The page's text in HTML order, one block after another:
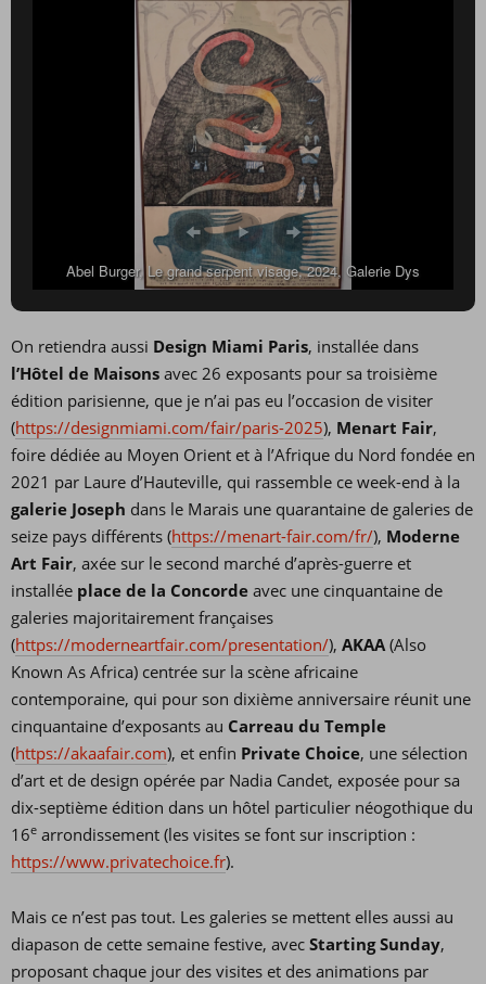
Abel Burger, Le grand serpent visage, 2024, Galerie Dys
On retiendra aussi Design Miami Paris, installée dans
l’Hôtel de Maisons avec 26 exposants pour sa troisième
édition parisienne, que je n’ai pas eu l’occasion de visiter
(https://designmiami.com/fair/paris-2025), Menart Fair,
foire dédiée au Moyen Orient et à l’Afrique du Nord fondée en
2021 par Laure d’Hauteville, qui rassemble ce week-end à la
galerie Joseph dans le Marais une quarantaine de galeries de
seize pays différents (https://menart-fair.com/fr/), Moderne
Art Fair, axée sur le second marché d’après-guerre et
installée place de la Concorde avec une cinquantaine de
galeries majoritairement françaises
(https://moderneartfair.com/presentation/), AKAA(Also
Known As Africa) centrée sur la scène africaine
contemporaine, qui pour son dixième anniversaire réunit une
cinquantaine d’exposants au Carreau du Temple
(https://akaafair.com), et enfin Private Choice, une sélection
d’art et de design opérée par Nadia Candet, exposée pour sa
dix-septième édition dans un hôtel particulier néogothique du
16e arrondissement (les visites se font sur inscription :
https://www.privatechoice.fr).
Mais ce n’est pas tout. Les galeries se mettent elles aussi au
diapason de cette semaine festive, avec Starting Sunday,
proposant chaque jour des visites et des animations par